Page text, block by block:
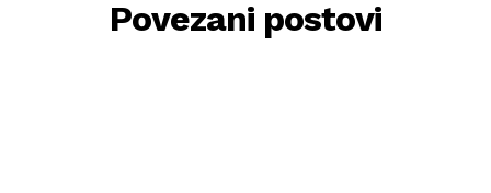
Povezani postovi